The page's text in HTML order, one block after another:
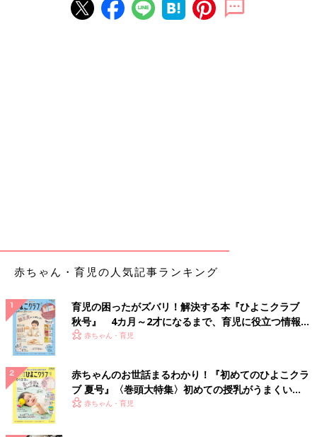
赤ちゃん・育児の人気記事ランキング
育児の困ったがズバリ！解決する本『ひよこクラブ
秋号』 4カ月～2才になるまで、育児に役立つ情報が
いっぱい！
赤ちゃん・育児
赤ちゃんのお世話まるわかり！『初めてのひよこクラ
ブ 夏号』〈巻頭大特集〉初めての授乳がうまくい
く！ おっぱい・ミルクの基本と夏のトラブル 解決テ
赤ちゃん・育児